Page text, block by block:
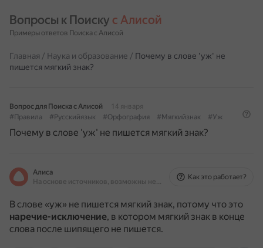
Вопросы к Поиску с Алисой
Примеры ответов Поиска с Алисой
Главная / Наука и образование / Почему в слове 'уж' не
пишется мягкий знак?
Вопрос для Поиска с Алисой
14 января
#Правила
#Русскийязык #Орфография #Мягкийзнак #Уж
Почему в слове 'уж' не пишется мягкий знак?
Алиса
На основе источников, возможны неточности
Как это работает?
В слове «уж» не пишется мягкий знак, потому что это
наречие-исключение, в котором мягкий знак в конце
слова после шипящего не пишется.